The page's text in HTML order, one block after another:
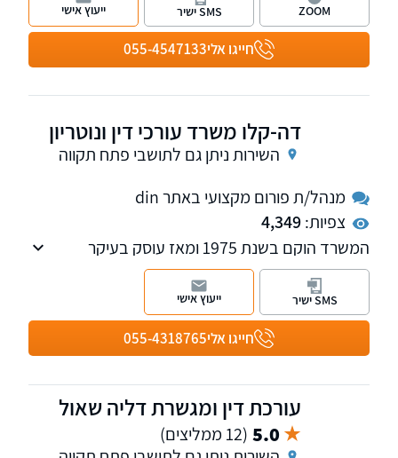
המשרד מייצג לקוחות פרטיים, מוסדיים ותאגידים
כאחד, ופועל מתוך מחויבות להבנת צורכי הלקוח
ומתן פתרונות משפטיים מדויקים, המבוססים על
חייגו אלי055-4547133
ZOOM SMS ישיר ייעוץ אישי
דה-קלו משרד עורכי דין ונוטריון
השירות ניתן גם לתושבי פתח תקווה
מנהל/ת פורום מקצועי באתר din
צפיות:4,349
המשרד הוקם בשנת 1975 ומאז עוסק בעיקר
בנדל"ן, מיסוי מקרקעין, תכנון ובניה, ירושה
ועיזבונות, ענייני משפחה, שירותי נוטריון ואזרחות
אירופאית.
חייגו אלי055-4318765
SMS ישיר ייעוץ אישי
עורכת דין ומגשרת דליה שאול
5.0 (12 ממליצים)